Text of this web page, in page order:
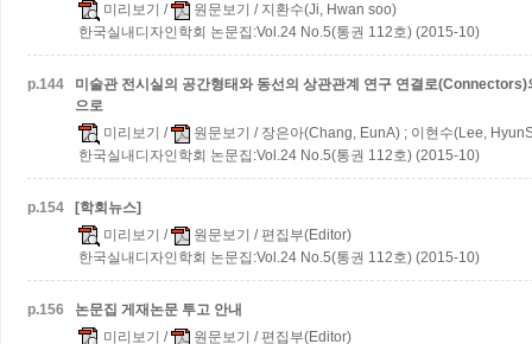
미리보기 / 원문보기 / 지환수(Ji, Hwan soo)
한국실내디자인학회 논문집:Vol.24 No.5(통권 112호) (2015-10)
p.144 미술관 전시실의 공간형태와 동선의 상관관계 연구 연결로(Connectors)
으로
미리보기 / 원문보기 / 장은아(Chang, EunA) ; 이현수(Lee,
한국실내디자인학회 논문집:Vol.24 No.5(통권 112호) (2015-10)
p.154
[학회뉴스]
미리보기 / 원문보기 / 편집부(Editor)
한국실내디자인학회 논문집:Vol.24 No.5(통권 112호) (2015-10)
p.156
논문집 게재논문 투고 안내
미리보기 / 원문보기 / 편집부(Editor)